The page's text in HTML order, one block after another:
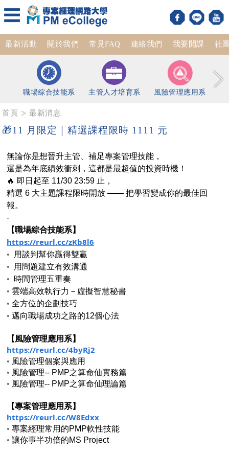
最新活動 關於我們 常見FAQ 連絡我們 我要開課 社
職場綜合技能系 主管人才培育系 風險管理應用系
首頁 最新消息
🎁11 月限定｜精選課程限時 1111 元
無論你是想晉升主管、補足專案管理技能，
還是為年底績效衝刺，這都是最超值的投資時機！
🔥 即日起至 11/30 23:59 止，
精選 6 大主題課程限時開放 —— 把學習變成你的最佳回
報。
-
【職場綜合技能系】
https://reurl.cc/zKb8l6
•
用談判幫你贏得雙贏
•
用問題建立有效溝通
• 時間管理五重奏
• 雲端高效執行力－虛擬智慧秘書
• 全方位的企劃技巧
• 邁向職場成功之路的12個心法
【風險管理應用系】
https://reurl.cc/4byRj2
• 風險管理個案與應用
• 風險管理-- PMP之算命仙實務篇
• 風險管理-- PMP之算命仙理論篇
【專案管理應用系】
https://reurl.cc/W8Edxx
• 專案經理常用的PMP軟性技能
• 讓你事半功倍的MS Project